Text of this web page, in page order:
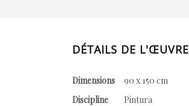
DÉTAILS DE L'ŒUVRE
Dimensions
90 x 150 cm
Discipline
Pintura